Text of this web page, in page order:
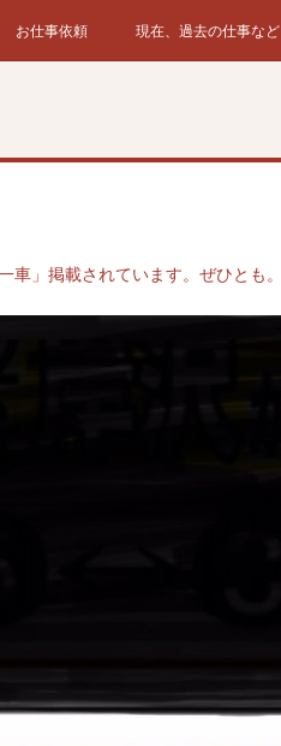
お仕事依頼 現在、過去の仕事など
」掲載されています。ぜひとも。